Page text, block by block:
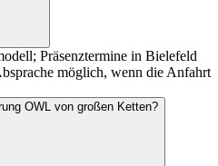
Präsenztermine in Bielefeld
möglich, wenn die Anfahrt
OWL von großen Ketten?